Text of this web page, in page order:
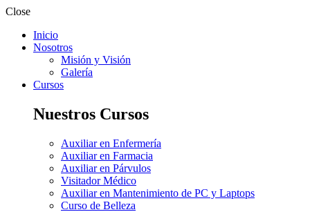
Close
Inicio
Nosotros
Misión y Visión
Galería
Cursos
Nuestros Cursos
Auxiliar en Enfermería
Auxiliar en Farmacia
Auxiliar en Párvulos
Visitador Médico
Auxiliar en Mantenimiento de PC y Laptops
Curso de Belleza